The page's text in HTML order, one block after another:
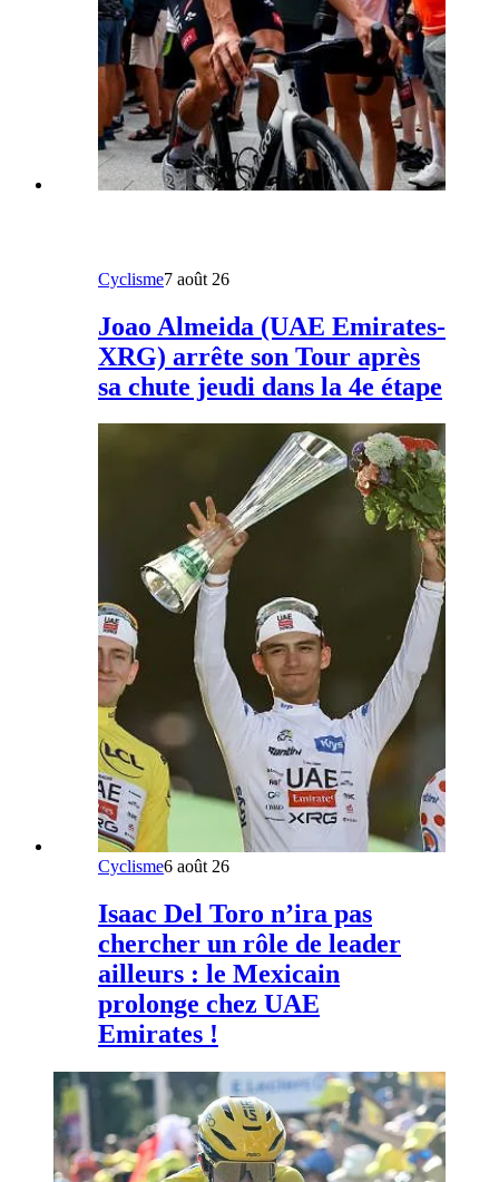
Cyclisme7 août 26
Joao Almeida (UAE Emirates-
XRG) arrête son Tour après
sa chute jeudi dans la 4e étape
Cyclisme6 août 26
Isaac Del Toro n’ira pas
chercher un rôle de leader
ailleurs : le Mexicain
prolonge chez UAE
Emirates !